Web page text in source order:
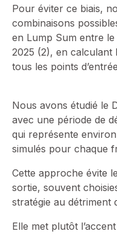
Pour éviter ce biais,
combinaisons
en Lump Sum entre le
2025 (2), en
tous les points
Nous avons étudié le
avec une période de
qui représente
simulés pour chaque
Cette approche évite
sortie, souvent
stratégie au détriment
Elle met plutôt